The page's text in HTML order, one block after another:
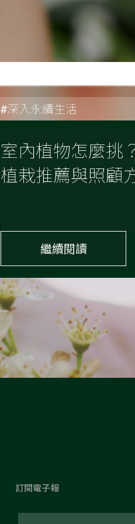
#深入永續生活
室內植物怎麼挑
植栽推薦與照顧
繼續閱讀
訂閱電子報